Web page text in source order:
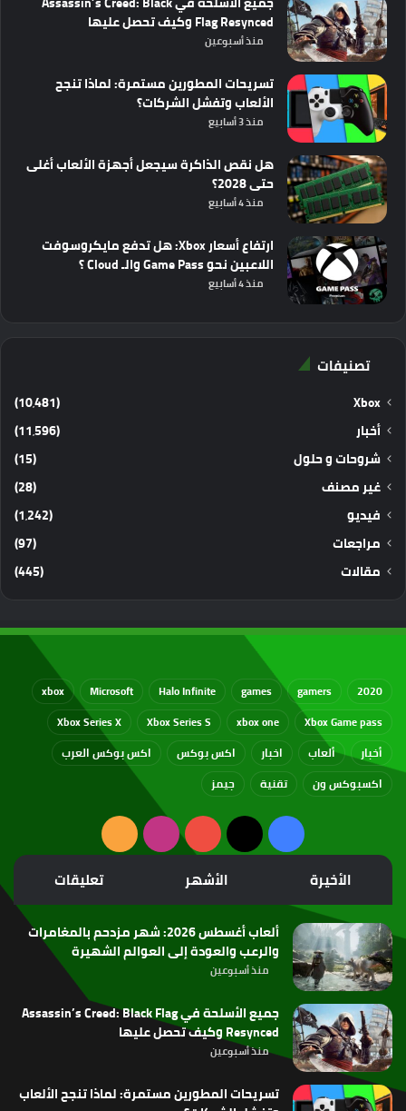
Flag Resynced وكيف تحصل عليها
منذ أسبوعين
تسريحات المطورين مستمرة: لماذا تنجح
الألعاب وتفشل الشركات؟
منذ 3 أسابيع
هل نقص الذاكرة سيجعل أجهزة الألعاب أغلى
حتى 2028؟
منذ 4 أسابيع
ارتفاع أسعار Xbox: هل تدفع مايكروسوفت
اللاعبين نحو Game Pass والـ Cloud ؟
منذ 4 أسابيع
تصنيفات
Xbox
(10٬481)
أخبار
(11٬596)
شروحات و حلول
(15)
غير مصنف
(28)
فيديو
(1٬242)
مراجعات
(97)
مقالات
(445)
2020
gamers
games
Halo Infinite
Microsoft
xbox
Xbox Game pass
xbox one
Xbox Series S
Xbox Series X
أخبار
ألعاب اخبار اكس بوكس
اكس بوكس العرب
اكسبوكس ون
تقنية جيمز
فيسبوك
‫X
‫YouTubeانستقرامملخص
الموقع
RSS
الأخيرة الأشهر تعليقات
ألعاب أغسطس 2026: شهر مزدحم بالمغامرات
والرعب والعودة إلى العوالم الشهيرة
منذ أسبوعين
جميع الأسلحة في Assassin’s Creed: Black Flag
Resynced وكيف تحصل عليها
منذ أسبوعين
تسريحات المطورين مستمرة: لماذا تنجح الألعاب